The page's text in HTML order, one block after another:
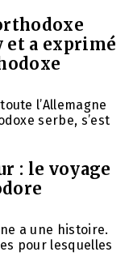
et a exprimé
l’Allemagne
serbe, s’est
: le voyage
a une histoire.
pour lesquelles